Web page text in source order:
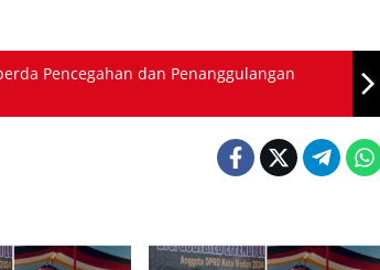
Pencegahan dan Penanggulangan